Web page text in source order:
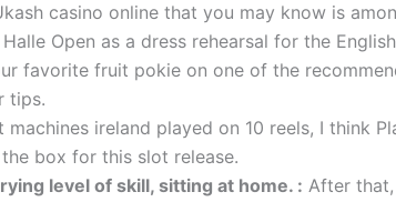
casino online that you may know is
Open as a dress rehearsal for the
favorite fruit pokie on one of the
tips.
machines ireland played on 10 reels, I think
box for this slot release.
level of skill, sitting at home. : After